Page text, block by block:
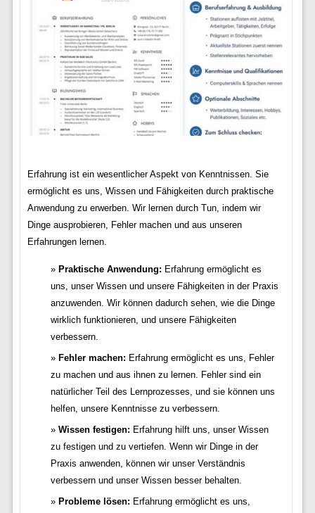
Erfahrung ist ein wesentlicher Aspekt von Kenntnissen. Sie
ermöglicht es uns, Wissen und Fähigkeiten durch praktische
Anwendung zu erwerben. Wir lernen durch Tun, indem wir
Dinge ausprobieren, Fehler machen und aus unseren
Erfahrungen lernen.
Praktische Anwendung: Erfahrung ermöglicht es
uns, unser Wissen und unsere Fähigkeiten in der Praxis
anzuwenden. Wir können dadurch sehen, wie die Dinge
wirklich funktionieren, und unsere Fähigkeiten
verbessern.
Fehler machen: Erfahrung ermöglicht es uns, Fehler
zu machen und aus ihnen zu lernen. Fehler sind ein
natürlicher Teil des Lernprozesses, und sie können uns
helfen, unsere Kenntnisse zu verbessern.
Wissen festigen: Erfahrung hilft uns, unser Wissen
zu festigen und zu vertiefen. Wenn wir Dinge in der
Praxis anwenden, können wir unser Verständnis
verbessern und unser Wissen besser behalten.
Probleme lösen: Erfahrung ermöglicht es uns,